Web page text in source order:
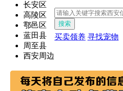
长安区
高陵区
鄠邑区
蓝田县
周至县
西安周边
搜索
买卖领养 寻找宠物